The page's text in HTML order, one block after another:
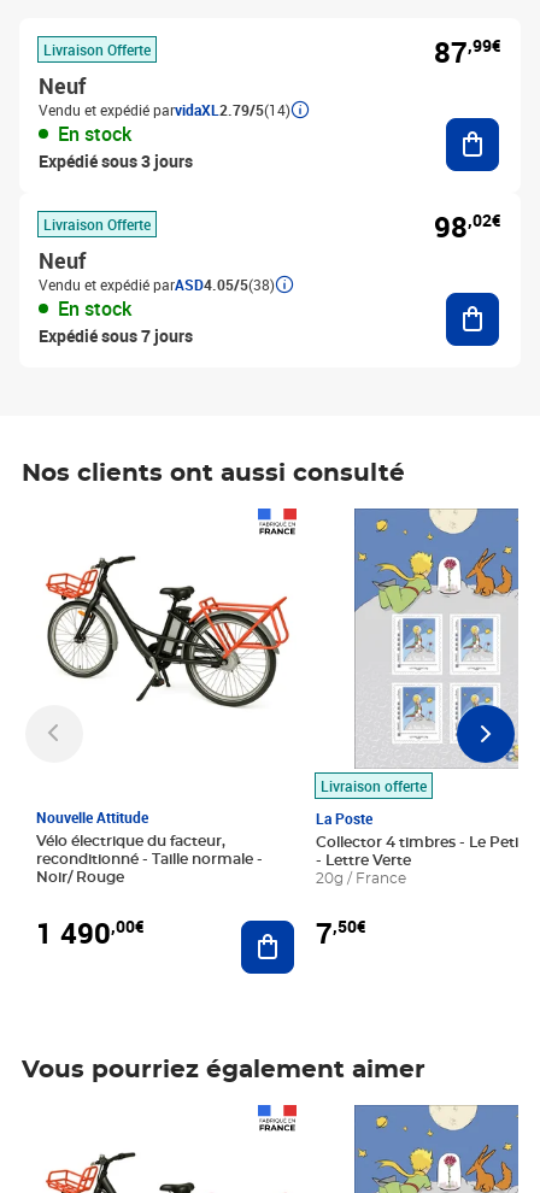
Livraison Offerte
Neuf
Vendu et expédié parvidaXL 2.79/5(14)
En stock
Expédié sous 3 jours
87,99€
Livraison Offerte
Neuf
Vendu et expédié parASD4.05/5(38)
En stock
Expédié sous 7 jours
98,02€
Nos clients ont aussi consulté
Nouvelle Attitude
Vélo électrique du facteur,
reconditionné - Taille normale -
Noir/ Rouge
1 490,00€ Ajouter au panier
Livraison offerte
La Poste
Collector 4 timbres - Le Petit
- Lettre Verte
20g / France
7,50€
Prix 7,50€
Vous pourriez également aimer
Prix 7,50€